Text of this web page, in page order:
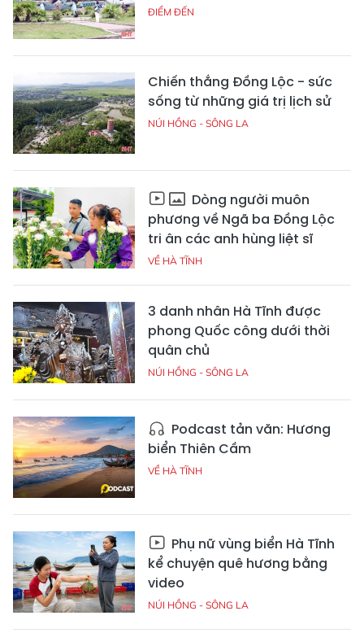
ĐIỂM ĐẾN
Chiến thắng Đồng Lộc - sức
sống từ những giá trị lịch sử
NÚI HỒNG - SÔNG LA
Dòng người muôn
phương về Ngã ba Đồng Lộc
tri ân các anh hùng liệt sĩ
VỀ HÀ TĨNH
3 danh nhân Hà Tĩnh được
phong Quốc công dưới thời
quân chủ
NÚI HỒNG - SÔNG LA
Podcast tản văn: Hương
biển Thiên Cầm
VỀ HÀ TĨNH
Phụ nữ vùng biển Hà Tĩnh
kể chuyện quê hương bằng
video
NÚI HỒNG - SÔNG LA